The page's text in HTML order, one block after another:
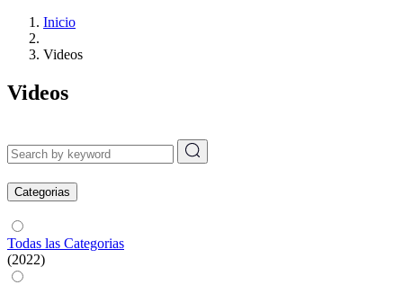
Inicio
Videos
Videos
Categorias
Todas las Categorias
(2022)